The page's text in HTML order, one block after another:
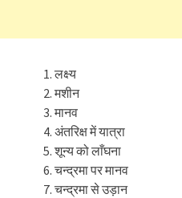
लक्ष्य
मशीन
मानव
अंतरिक्ष में यात्रा
शून्य को लाँघना
चन्द्रमा पर मानव
चन्द्रमा से उड़ान